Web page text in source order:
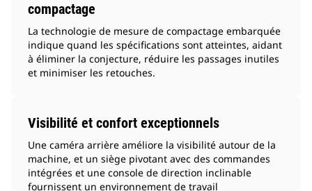
compactage
La technologie de mesure de compactage embarquée
indique quand les spécifications sont atteintes, aidant
à éliminer la conjecture, réduire les passages inutiles
et minimiser les retouches.
Visibilité et confort exceptionnels
Une caméra arrière améliore la visibilité autour de la
machine, et un siège pivotant avec des commandes
intégrées et une console de direction inclinable
fournissent un environnement de travail